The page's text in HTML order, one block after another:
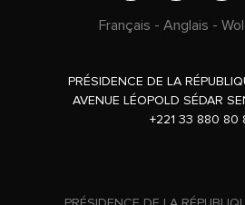
Français - Anglais -
PRÉSIDENCE DE LA
AVENUE LÉOPOLD SÉDAR
+221 33 880 80